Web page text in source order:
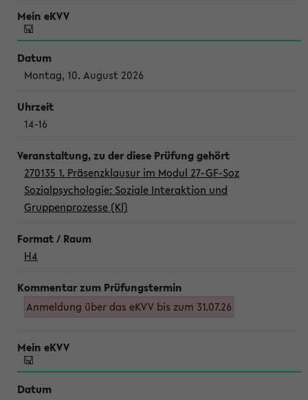
Montag, 10. August 2026
14-16
270135 1. Präsenzklausur im Modul 27-GF-Soz
Sozialpsychologie: Soziale Interaktion und
Gruppenprozesse (Kl)
H4
Anmeldung über das eKVV bis zum 31.07.26